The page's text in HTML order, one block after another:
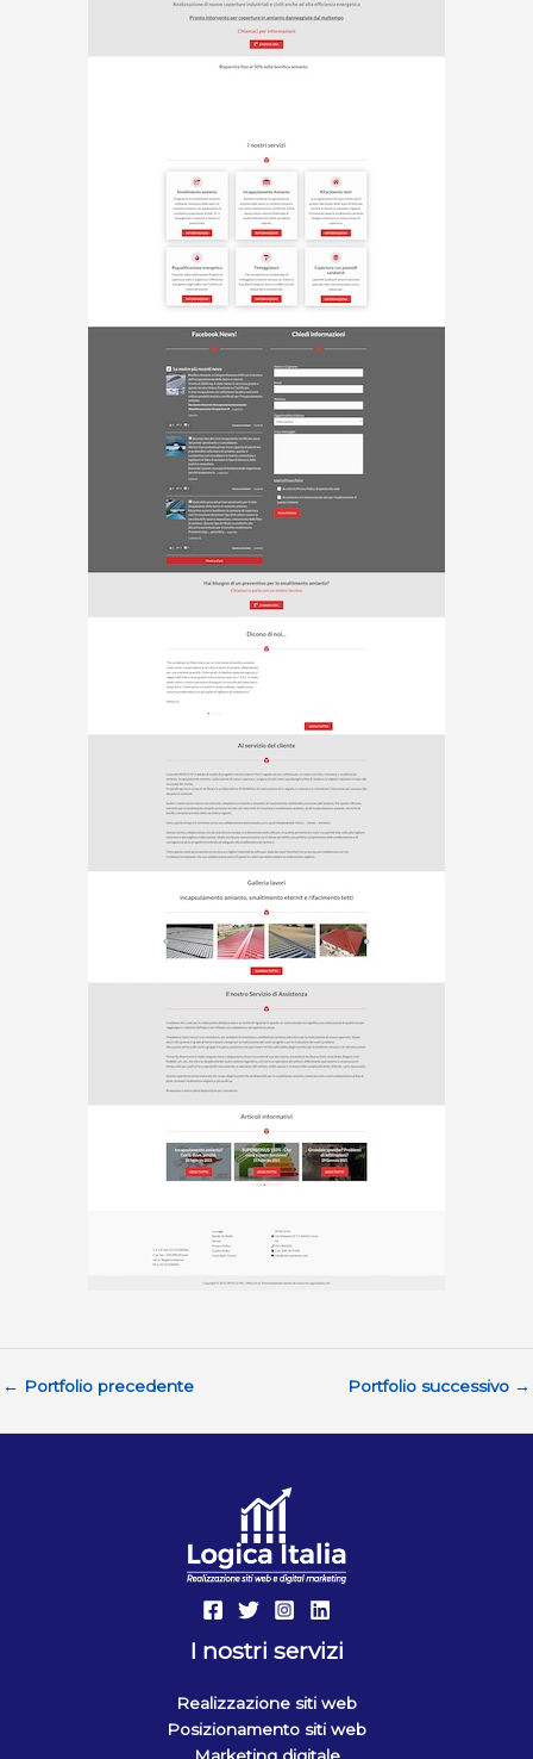
← Portfolio precedente Portfolio successivo →
I nostri servizi
Realizzazione siti web
Posizionamento siti web